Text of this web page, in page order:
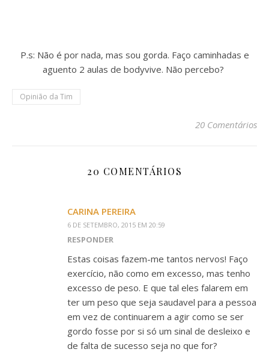
P.s: Não é por nada, mas sou gorda. Faço caminhadas e
aguento 2 aulas de bodyvive. Não percebo?
Opinião da Tim
20 Comentários
20 COMENTÁRIOS
CARINA PEREIRA
6 DE SETEMBRO, 2015 EM 20:59
RESPONDER
Estas coisas fazem-me tantos nervos! Faço
exercício, não como em excesso, mas tenho
excesso de peso. E que tal eles falarem em
ter um peso que seja saudavel para a pessoa
em vez de continuarem a agir como se ser
gordo fosse por si só um sinal de desleixo e
de falta de sucesso seja no que for?